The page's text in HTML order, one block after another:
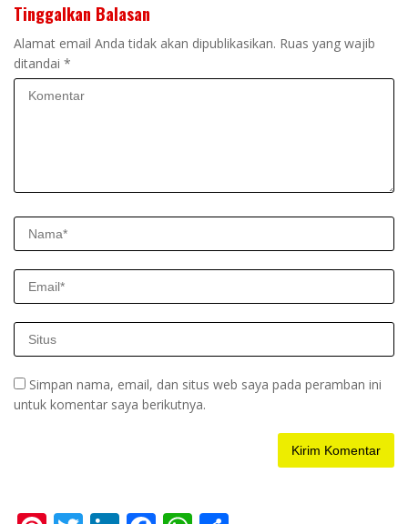
Tinggalkan Balasan
Alamat email Anda tidak akan dipublikasikan. Ruas yang wajib
ditandai *
Simpan nama, email, dan situs web saya pada peramban ini
untuk komentar saya berikutnya.